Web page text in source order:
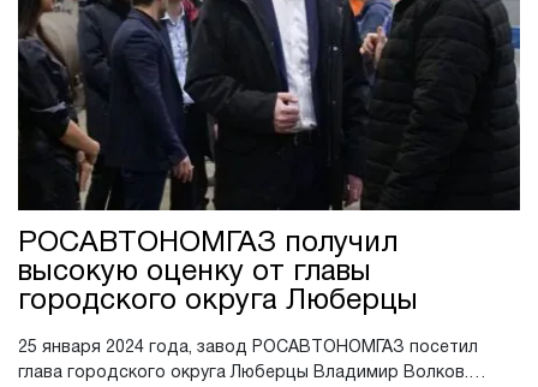
РОСАВТОНОМГАЗ получил
высокую оценку от главы
городского округа Люберцы
25 января 2024 года, завод РОСАВТОНОМГАЗ посетил
глава городского округа Люберцы Владимир Волков.